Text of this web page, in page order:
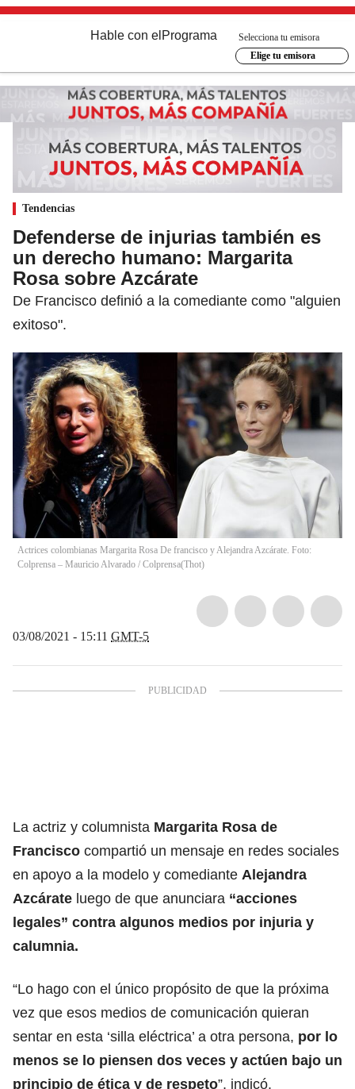
Hable con el Programa
Selecciona tu emisora
Elige tu emisora
Tendencias
Defenderse de injurias también es
un derecho humano: Margarita
Rosa sobre Azcárate
De Francisco definió a la comediante como "alguien
exitoso".
Actrices colombianas Margarita Rosa De francisco y Alejandra Azcárate. Foto:
Colprensa – Mauricio Alvarado / Colprensa(Thot)
03/08/2021 - 15:11 GMT-5
La actriz y columnista Margarita Rosa de
Francisco compartió un mensaje en redes sociales
en apoyo a la modelo y comediante Alejandra
Azcárate luego de que anunciara “acciones
legales” contra algunos medios por injuria y
calumnia.
“Lo hago con el único propósito de que la próxima
vez que esos medios de comunicación quieran
sentar en esta ‘silla eléctrica’ a otra persona, por lo
menos se lo piensen dos veces y actúen bajo un
principio de ética y de respeto”, indicó.